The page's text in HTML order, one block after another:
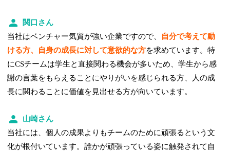
関口さん
当社はベンチャー気質が強い企業ですので、
自分で考えて動
ける方、自身の成長に対して意欲的な方を求めています。特
にCSチームは学生と直接関わる機会が多いため、学生から感
謝の言葉をもらえることにやりがいを感じられる方、人の成
長に関わることに価値を見出せる方が向いています。
山崎さん
当社には、個人の成果よりもチームのために頑張るという文
化が根付いています。誰かが頑張っている姿に触発されて自